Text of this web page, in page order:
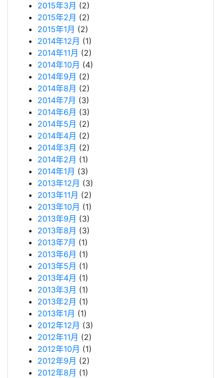
2015年3月 (2)
2015年2月 (2)
2015年1月 (2)
2014年12月 (1)
2014年11月 (2)
2014年10月 (4)
2014年9月 (2)
2014年8月 (2)
2014年7月 (3)
2014年6月 (3)
2014年5月 (2)
2014年4月 (2)
2014年3月 (2)
2014年2月 (1)
2014年1月 (3)
2013年12月 (3)
2013年11月 (2)
2013年10月 (1)
2013年9月 (3)
2013年8月 (3)
2013年7月 (1)
2013年6月 (1)
2013年5月 (1)
2013年4月 (1)
2013年3月 (1)
2013年2月 (1)
2013年1月 (1)
2012年12月 (3)
2012年11月 (2)
2012年10月 (1)
2012年9月 (2)
2012年8月 (1)